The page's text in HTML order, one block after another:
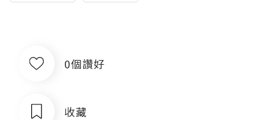
0個讚好
收藏